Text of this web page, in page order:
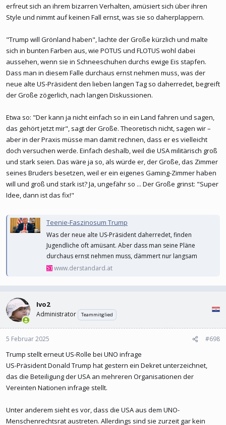
erfreut sich an ihrem bizarren Verhalten, amüsiert sich über ihren
Style und nimmt auf keinen Fall ernst, was sie so daherplappern.
"Trump will Grönland haben", lachte der Große kürzlich und malte
sich in bunten Farben aus, wie POTUS und FLOTUS wohl dabei
aussehen, wenn sie in Schneeschuhen durchs ewige Eis stapfen.
Dass man in diesem Falle durchaus ernst nehmen muss, was der
neue alte US-Präsident den lieben langen Tag so daherredet, begreift
der Große zögerlich, nach langen Diskussionen.
Etwa so: "Der kann ja nicht einfach so in ein Land fahren und sagen,
das gehört jetzt mir", sagt der Große. Theoretisch nicht, sagen wir –
aber in der Praxis müsse man damit rechnen, dass er es vielleicht
doch versuchen werde. Einfach deshalb, weil die USA militärisch groß
und stark seien. Das wäre ja so, als würde er, der Große, das Zimmer
seines Bruders besetzen, weil er ein eigenes Gaming-Zimmer haben
will und groß und stark ist? Ja, ungefähr so ... Der Große grinst: "Super
Idee, dann ist das fix!"
Teenie-Faszinosum Trump
Was der neue alte US-Präsident daherredet, finden
Jugendliche oft amüsant. Aber dass man seine Pläne
durchaus ernst nehmen muss, dämmert nur langsam
www.derstandard.at
Ivo2
Administrator Teammitglied
5 Februar 2025 #698
Trump stellt erneut US-Rolle bei UNO infrage
US-Präsident Donald Trump hat gestern ein Dekret unterzeichnet,
das die Beteiligung der USA an mehreren Organisationen der
Vereinten Nationen infrage stellt.
Unter anderem sieht es vor, dass die USA aus dem UNO-
Menschenrechtsrat austreten. Allerdings sind sie zurzeit gar kein